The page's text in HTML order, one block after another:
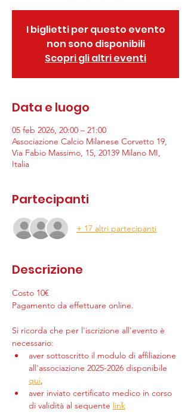
I biglietti per questo evento
non sono disponibili
Scopri gli altri eventi
Data e luogo
05 feb 2026, 20:00 – 21:00
Associazione Calcio Milanese Corvetto 19,
Via Fabio Massimo, 15, 20139 Milano MI,
Italia
Partecipanti
+ 17 altri partecipanti
Descrizione
Costo 10€
Pagamento da effettuare online.
Si ricorda che per l'iscrizione all'evento è
necessario:
aver sottoscritto il modulo di affiliazione
all'associazione 2025-2026 disponibile
qui,
aver inviato certificato medico in corso
di validità al sequente link